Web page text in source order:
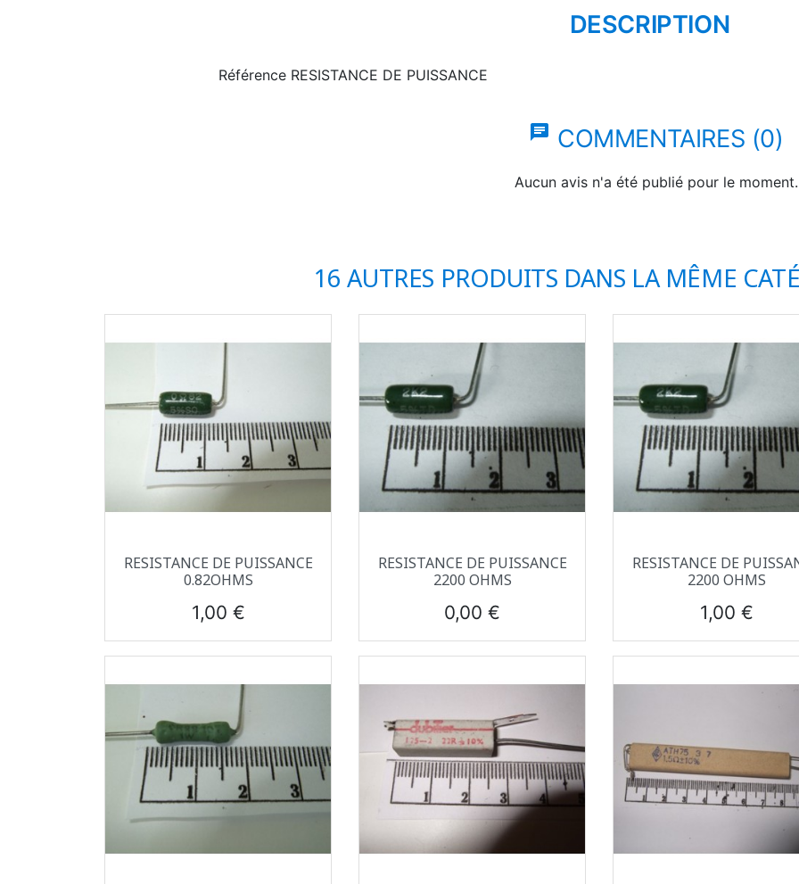
DESCRIPTION
Référence RESISTANCE DE PUISSANCE
chat COMMENTAIRES (0)
Aucun avis n'a été publié pour le moment.
16 AUTRES PRODUITS DANS LA MÊME
 Aperçu rapide
RESISTANCE DE PUISSANCE
0.82OHMS
Prix
1,00 €
 Aperçu rapide
RESISTANCE DE PUISSANCE
2200 OHMS
Prix
0,00 €
 Aperçu rapide
RESISTANCE DE
2200 OHMS
Prix
1,00 €